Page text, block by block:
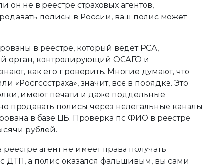
он не в реестре страховых агентов,
полисы в России, ваш полис может
в реестре, который ведёт РСА,
орган, контролирующий ОСАГО и
как его проверить. Многие думают, что
«Росгосстраха», значит, всё в порядке. Это
имеют печати и даже поддельные
продавать полисы через нелегальные каналы
в базе ЦБ. Проверка по ФИО в реестре
рублей.
агент не имеет права получать
ДТП, а полис оказался фальшивым, вы сами